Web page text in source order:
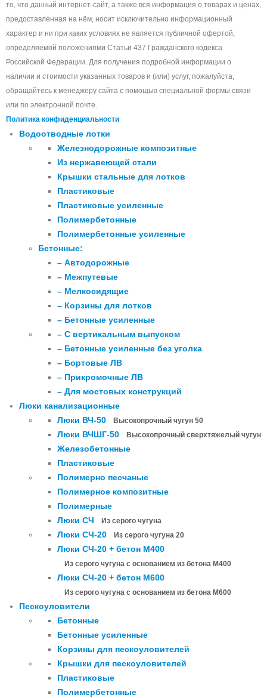
то, что данный интернет-сайт, а также вся информация о товарах и ценах,
предоставленная на нём, носит исключительно информационный
характер и ни при каких условиях не является публичной офертой,
определяемой положениями Статьи 437 Гражданского кодекса
Российской Федерации. Для получения подробной информации о
наличии и стоимости указанных товаров и (или) услуг, пожалуйста,
обращайтесь к менеджеру сайта с помощью специальной формы связи
или по электронной почте.
Политика конфиденциальности
Водоотводные лотки
Железнодорожные композитные
Из нержавеющей стали
Крышки стальные для лотков
Пластиковые
Пластиковые усиленные
Полимербетонные
Полимербетонные усиленные
Бетонные:
– Автодорожные
– Межпутевые
– Мелкосидящие
– Корзины для лотков
– Бетонные усиленные
– С вертикальным выпуском
– Бетонные усиленные без уголка
– Бортовые ЛВ
– Прикромочные ЛВ
– Для мостовых конструкций
Люки канализационные
Люки ВЧ-50
Высокопрочный чугун 50
Люки ВЧШГ-50 Высокопрочный сверхтяжелый чугун
Железобетонные
Пластиковые
Полимерно песчаные
Полимерное композитные
Полимерные
Люки СЧ
Из серого чугуна
Люки СЧ-20 Из серого чугуна 20
Люки СЧ-20 + бетон М400
Из серого чугуна с основанием из бетона М400
Люки СЧ-20 + бетон М600
Из серого чугуна с основанием из бетона М600
Пескоуловители
Бетонные
Бетонные усиленные
Корзины для пескоуловителей
Крышки для пескоуловителей
Пластиковые
Полимербетонные